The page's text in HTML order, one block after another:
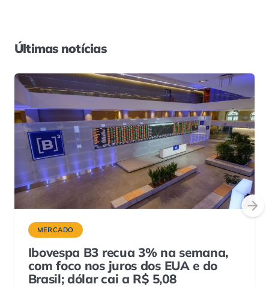
Últimas notícias
MERCADO
Ibovespa B3 recua 3% na semana,
com foco nos juros dos EUA e do
Brasil; dólar cai a R$ 5,08